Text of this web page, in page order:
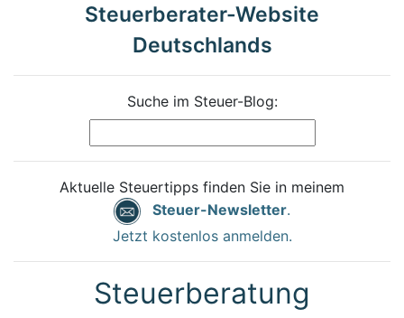
Steuerberater-Website
Deutschlands
Suche im Steuer-Blog:
Aktuelle Steuertipps finden Sie in meinem
Steuer-Newsletter.
Jetzt kostenlos anmelden.
Steuerberatung